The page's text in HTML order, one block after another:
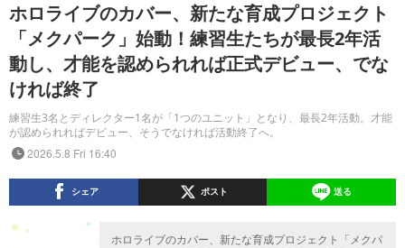
ホロライブのカバー、新たな育成プロジェクト
「メクパーク」始動！練習生たちが最長2年活
動し、才能を認められれば正式デビュー、でな
ければ終了
練習生3名とディレクター1名が「1つのユニット」となり、最長2年活動。才能
が認められればデビュー、そうでなければ活動終了へ。
2026.5.8 Fri 16:40
シェア ポスト 送る
ホロライブのカバー、新たな育成プロジェクト「メクパ